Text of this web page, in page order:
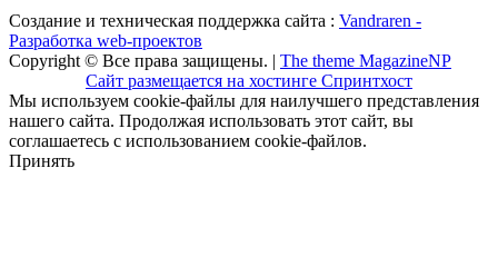
Создание и техническая поддержка сайта : Vandraren -
Разработка web-проектов
Copyright © Все права защищены. | The theme MagazineNP
Сайт размещается на хостинге Спринтхост
Мы используем cookie-файлы для наилучшего представления
нашего сайта. Продолжая использовать этот сайт, вы
соглашаетесь с использованием cookie-файлов.
Принять